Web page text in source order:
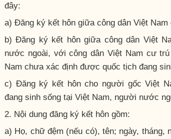
đây:
a) Đăng ký kết hôn giữa công dân Việt
b) Đăng ký kết hôn giữa công dân Việt
nước ngoài, với công dân Việt Nam cư
Nam chưa xác định được quốc tịch đang
c) Đăng ký kết hôn cho người gốc Việt
đang sinh sống tại Việt Nam, người nước
2. Nội dung đăng ký kết hôn gồm:
a) Họ, chữ đệm (nếu có), tên; ngày,